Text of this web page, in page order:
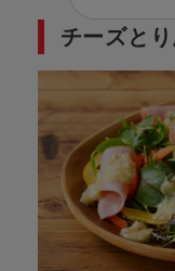
チーズと